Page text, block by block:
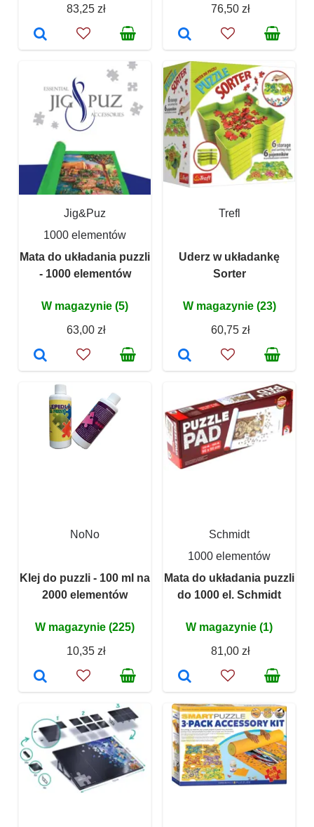
83,25 zł
76,50 zł
Jig&Puz
1000 elementów
Mata do układania puzzli
- 1000 elementów
W magazynie (5)
63,00 zł
Trefl
Uderz w układankę
Sorter
W magazynie (23)
60,75 zł
NoNo
Klej do puzzli - 100 ml na
2000 elementów
W magazynie (225)
10,35 zł
Schmidt
1000 elementów
Mata do układania puzzli
do 1000 el. Schmidt
W magazynie (1)
81,00 zł